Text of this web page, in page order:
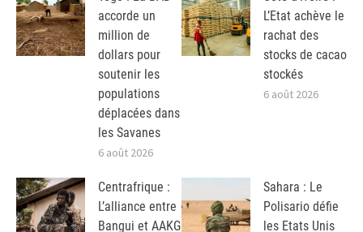
accorde un
million de
dollars pour
soutenir les
populations
déplacées dans
les Savanes
6 août 2026
L’Etat achève le
rachat des
stocks de cacao
stockés
6 août 2026
Centrafrique :
L’alliance entre
Bangui et AAKG
Sahara : Le
Polisario défie
les Etats Unis